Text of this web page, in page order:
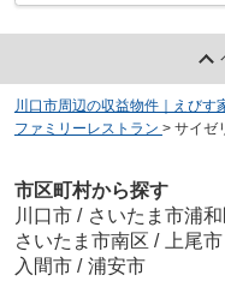
川口市周辺の収益物件｜えびす
ファミリーレストラン > サイゼ
市区町村から探す
川口市 / さいたま市浦
さいたま市南区 / 上尾市
入間市 / 浦安市